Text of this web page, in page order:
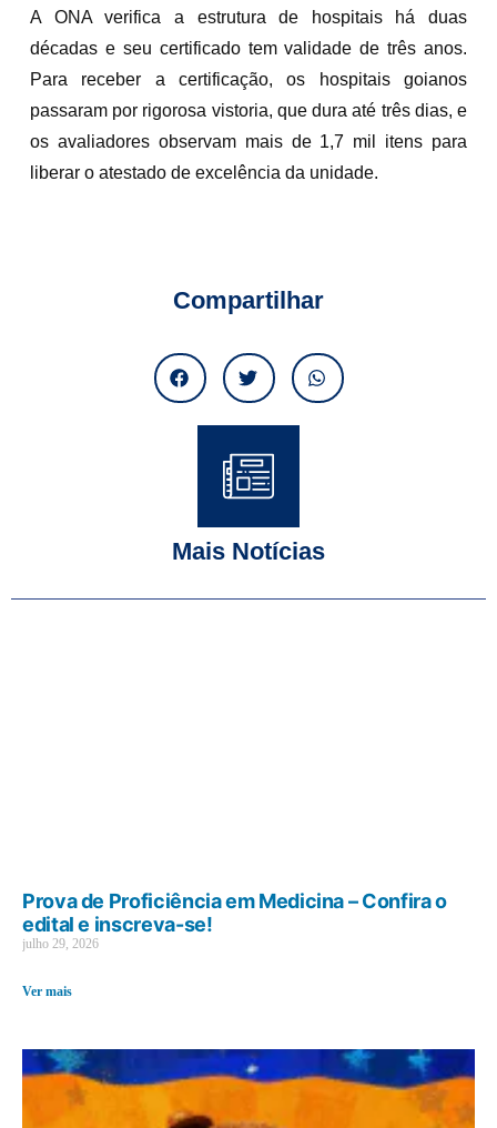
A ONA verifica a estrutura de hospitais há duas
décadas e seu certificado tem validade de três anos.
Para receber a certificação, os hospitais goianos
passaram por rigorosa vistoria, que dura até três dias, e
os avaliadores observam mais de 1,7 mil itens para
liberar o atestado de excelência da unidade.
Compartilhar
Mais Notícias
Prova de Proficiência em Medicina – Confira o
edital e inscreva-se!
julho 29, 2026
Ver mais